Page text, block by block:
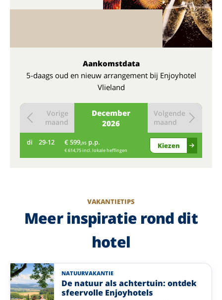
Aankomstdata
5-daags oud en nieuw arrangement bij Enjoyhotel
Vlieland
December
2026
Vorige
maand
Volgende
maand
di 29-12 € 599,95 p.p.
€ 614,75 incl. lokale heffingen
Kiezen
VAKANTIETIPS
Meer inspiratie rond dit
hotel
NATUURVAKANTIE
De natuur als achtertuin: ontdek
sfeervolle Enjoyhotels